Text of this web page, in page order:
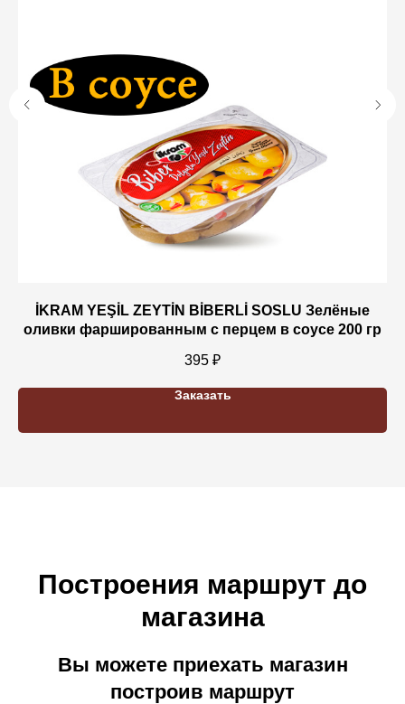
İKRAM YEŞİL ZEYTİN BİBERLİ SOSLU Зелёные
оливки фаршированным с перцем в соусе 200 гр
395 ₽
Заказать
Построения маршрут до
магазина
Вы можете приехать магазин
построив маршрут